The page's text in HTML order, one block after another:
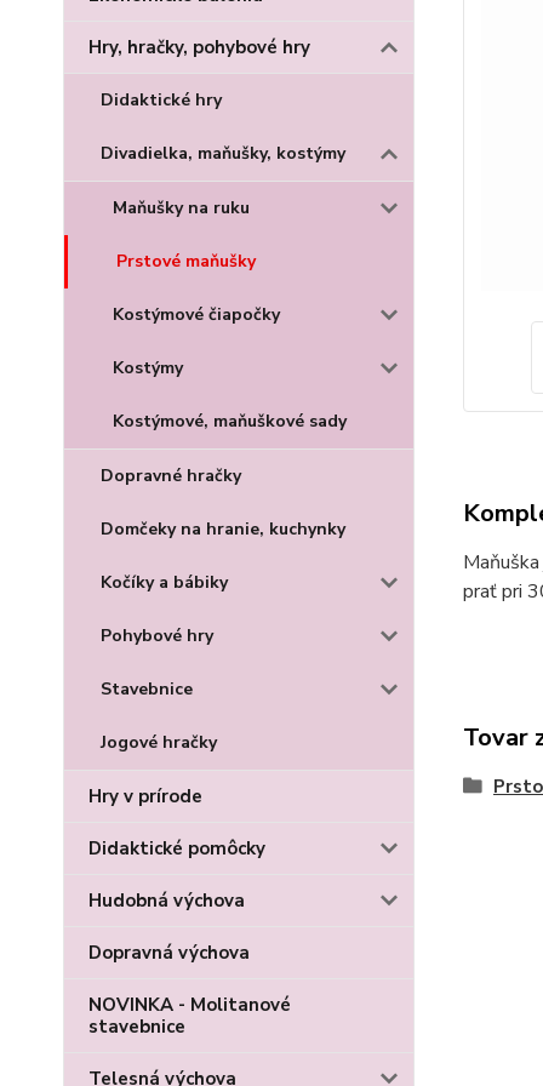
Hry, hračky, pohybové hry
Didaktické hry
Divadielka, maňušky, kostýmy
Maňušky na ruku
Prstové maňušky
Kostýmové čiapočky
Kostýmy
Kostýmové, maňuškové sady
Dopravné hračky
Domčeky na hranie, kuchynky
Kočíky a bábiky
Pohybové hry
Stavebnice
Jogové hračky
Hry v prírode
Didaktické pomôcky
Hudobná výchova
Dopravná výchova
NOVINKA - Molitanové
stavebnice
Telesná výchova
prať pri
Tovar